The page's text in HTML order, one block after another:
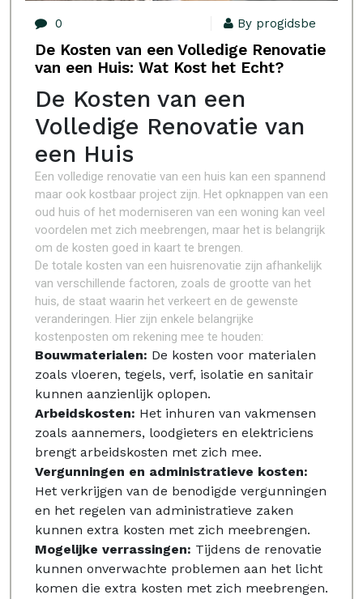
0 By progidsbe
De Kosten van een Volledige Renovatie
van een Huis: Wat Kost het Echt?
De Kosten van een
Volledige Renovatie van
een Huis
Een volledige renovatie van een huis kan een spannend
maar ook kostbaar project zijn. Het opknappen van een
oud huis of het moderniseren van een woning kan veel
voordelen met zich meebrengen, maar het is belangrijk
om de kosten goed in kaart te brengen.
De totale kosten van een huisrenovatie zijn afhankelijk
van verschillende factoren, zoals de grootte van het
huis, de staat waarin het verkeert en de gewenste
veranderingen. Hier zijn enkele belangrijke
kostenposten om rekening mee te houden:
Bouwmaterialen: De kosten voor materialen
zoals vloeren, tegels, verf, isolatie en sanitair
kunnen aanzienlijk oplopen.
Arbeidskosten: Het inhuren van vakmensen
zoals aannemers, loodgieters en elektriciens
brengt arbeidskosten met zich mee.
Vergunningen en administratieve kosten:
Het verkrijgen van de benodigde vergunningen
en het regelen van administratieve zaken
kunnen extra kosten met zich meebrengen.
Mogelijke verrassingen: Tijdens de renovatie
kunnen onverwachte problemen aan het licht
komen die extra kosten met zich meebrengen.